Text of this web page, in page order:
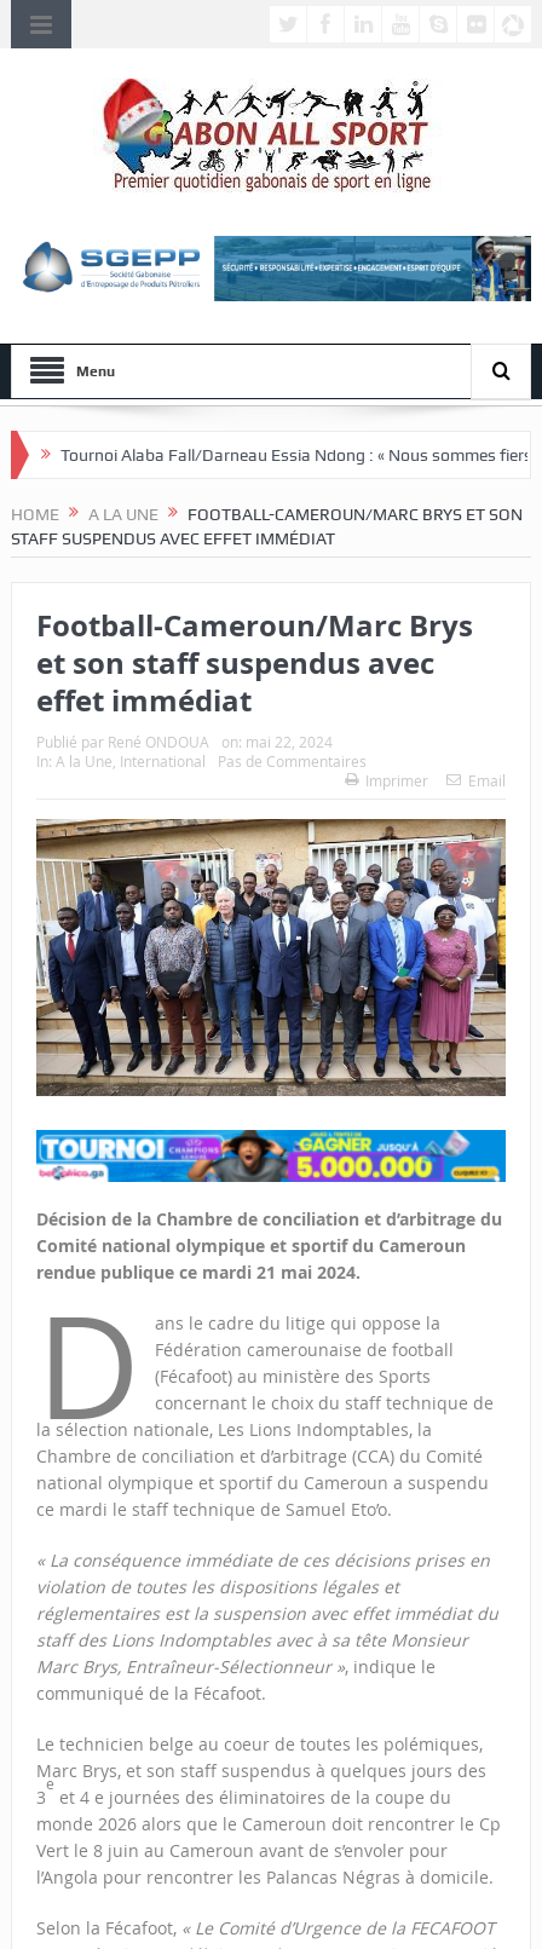
Menu
Fall/Darneau Essia Ndong : « Nous sommes fiers du parcours de nos
HOME A LA UNE
FOOTBALL-CAMEROUN/MARC BRYS ET SON
STAFF SUSPENDUS AVEC EFFET IMMÉDIAT
Football-Cameroun/Marc Brys
et son staff suspendus avec
effet immédiat
Publié par René ONDOUA on: mai 22, 2024
In: A la Une International
Pas de Commentaires
Imprimer
Email
Décision de la Chambre de conciliation et d’arbitrage du
Comité national olympique et sportif du Cameroun
rendue publique ce mardi 21 mai 2024.
D
ans le cadre du litige qui oppose la
Fédération camerounaise de football
(Fécafoot) au ministère des Sports
concernant le choix du staff technique de
la sélection nationale, Les Lions Indomptables, la
Chambre de conciliation et d’arbitrage (CCA) du Comité
national olympique et sportif du Cameroun a suspendu
ce mardi le staff technique de Samuel Eto’o.
« La conséquence immédiate de ces décisions prises en
violation de toutes les dispositions légales et
réglementaires est la suspension avec effet immédiat du
staff des Lions Indomptables avec à sa tête Monsieur
Marc Brys, Entraîneur-Sélectionneur », indique le
communiqué de la Fécafoot.
Le technicien belge au coeur de toutes les polémiques,
Marc Brys, et son staff suspendus à quelques jours des
3
e
et 4 e journées des éliminatoires de la coupe du
monde 2026 alors que le Cameroun doit rencontrer le Cp
Vert le 8 juin au Cameroun avant de s’envoler pour
l’Angola pour rencontrer les Palancas Négras à domicile.
Selon la Fécafoot, « Le Comité d’Urgence de la FECAFOOT